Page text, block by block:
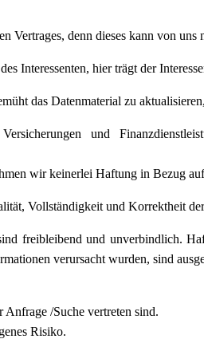
Vertrages, denn dieses kann von uns
Interessenten, hier trägt der
das Datenmaterial zu
und
wir keinerlei Haftung in Bezug
Vollständigkeit und Korrektheit
freibleibend und unverbindlich.
verursacht wurden, sind
Anfrage /Suche vertreten sind.
Risiko.